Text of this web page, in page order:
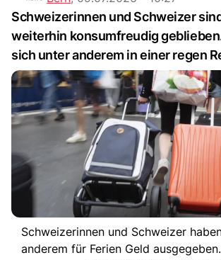
Schweizerinnen und Schweizer
weiterhin konsumfreudig
sich unter anderem in einer regen
Schweizerinnen und Schweizer
anderem für Ferien Geld